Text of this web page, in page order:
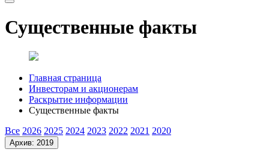
Существенные факты
Главная страница
Инвесторам и акционерам
Раскрытие информации
Существенные факты
Все 2026 2025 2024 2023 2022 2021 2020
Архив: 2019